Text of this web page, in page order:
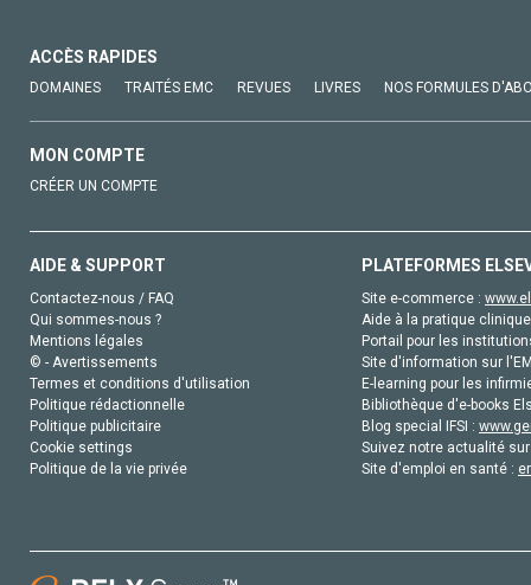
ACCÈS RAPIDES
DOMAINES TRAITÉS EMC REVUES LIVRES NOS FORMULES
MON COMPTE
CRÉER UN COMPTE
AIDE & SUPPORT
Contactez-nous / FAQ
Qui sommes-nous ?
Mentions légales
© - Avertissements
Termes et conditions d'utilisation
Politique rédactionnelle
Politique publicitaire
Cookie settings
Politique de la vie privée
PLATEFORMES
Site e-commerce :
Aide à la pratique
Portail pour les
Site d'information sur
E-learning pour les
Bibliothèque d'e-books
Blog special IFSI :
Suivez notre actualité
Site d'emploi en santé :